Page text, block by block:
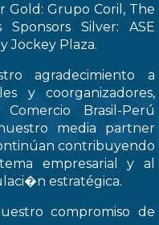
Gold: Grupo Coril, The
Silver: ASE
Jockey Plaza.
agradecimiento a
y coorganizadores,
Brasil-Perú
media partner
contribuyendo
empresarial y al
estratégica.
compromiso de